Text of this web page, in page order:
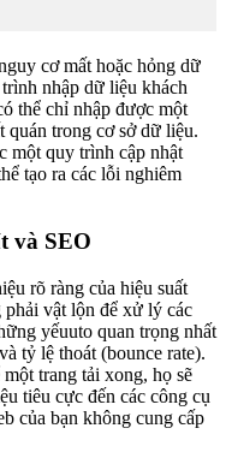
cơ mất hoặc hỏng dữ
nhập dữ liệu khách
thể chỉ nhập được một
quán trong cơ sở dữ liệu.
một quy trình cập nhật
tạo ra các lỗi nghiêm
và SEO
rõ ràng của hiệu suất
phải vật lộn để xử lý các
yếuuto quan trọng nhất
tỷ lệ thoát (bounce rate).
trang tải xong, họ sẽ
tiêu cực đến các công cụ
của bạn không cung cấp